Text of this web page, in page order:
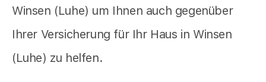
Winsen (Luhe) um Ihnen auch gegenüber
Ihrer Versicherung für Ihr Haus in Winsen
(Luhe) zu helfen.